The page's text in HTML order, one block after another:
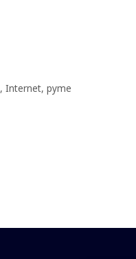
, Internet, pyme